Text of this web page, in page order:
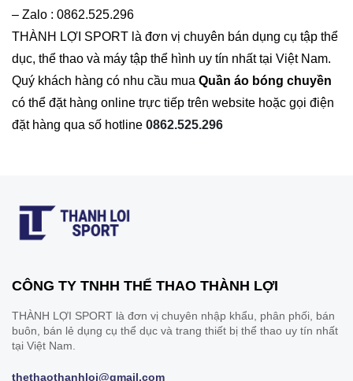
– Zalo : 0862.525.296
THÀNH LỢI SPORT là đơn vị chuyên bán dụng cụ tập thể
dục, thể thao và máy tập thể hình uy tín nhất tại Việt Nam.
Quý khách hàng có nhu cầu mua Quần áo bóng chuyền
có thể đặt hàng online trực tiếp trên website hoặc gọi điện
đặt hàng qua số hotline 0862.525.296
CÔNG TY TNHH THỂ THAO THÀNH LỢI
THÀNH LỢI SPORT là đơn vị chuyên nhập khẩu, phân phối, bán
buôn, bán lẻ dụng cụ thể dục và trang thiết bị thể thao uy tín nhất
tại Việt Nam.
thethaothanhloi@gmail.com